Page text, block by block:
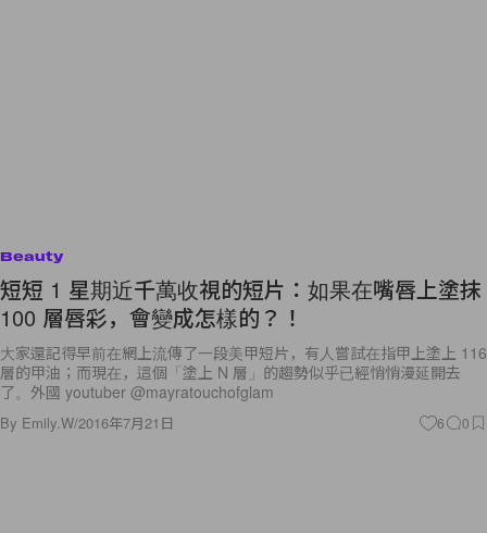
Beauty
短短 1 星期近千萬收視的短片：如果在嘴唇上塗抹
100 層唇彩，會變成怎樣的？！
大家還記得早前在網上流傳了一段美甲短片，有人嘗試在指甲上塗上 116
層的甲油；而現在，這個「塗上 N 層」的趨勢似乎已經悄悄漫延開去
了。外國 youtuber @mayratouchofglam
By Emily.W/2016年7月21日 6 0